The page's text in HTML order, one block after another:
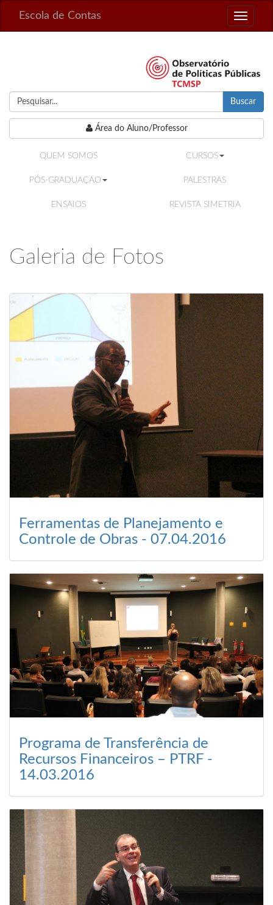
Toggle
Escola de Contas
Buscar
Área do Aluno/Professor
QUEM SOMOS CURSOS
PÓS-GRADUAÇÃO PALESTRAS
ENSAIOS REVISTA SIMETRIA
Galeria de Fotos
Ferramentas de Planejamento e
Controle de Obras - 07.04.2016
Programa de Transferência de
Recursos Financeiros – PTRF -
14.03.2016